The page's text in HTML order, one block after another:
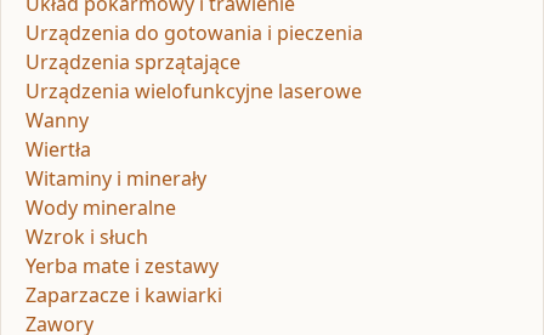
Urządzenia do gotowania i pieczenia
Urządzenia sprzątające
Urządzenia wielofunkcyjne laserowe
Wanny
Wiertła
Witaminy i minerały
Wody mineralne
Wzrok i słuch
Yerba mate i zestawy
Zaparzacze i kawiarki
Zawory